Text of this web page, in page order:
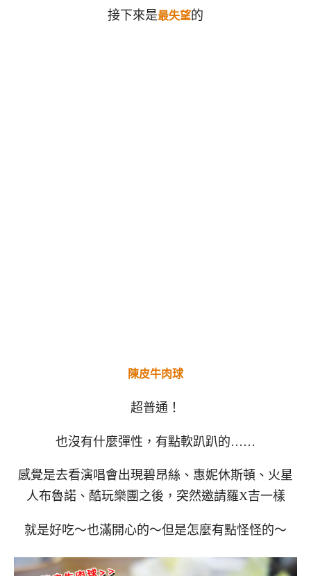
接下來是最失望的
陳皮牛肉球
超普通！
也沒有什麼彈性，有點軟趴趴的……
感覺是去看演唱會出現碧昂絲、惠妮休斯頓、火星
人布魯諾、酷玩樂團之後，突然邀請羅X吉一樣
就是好吃～也滿開心的～但是怎麼有點怪怪的～